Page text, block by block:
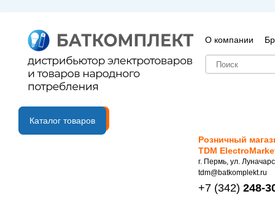
О компании
B2B портал
Каталог товаров
Розничный
TDM
г. Пермь, ул.
tdm@batkomplekt.ru
+7 (342) 248-